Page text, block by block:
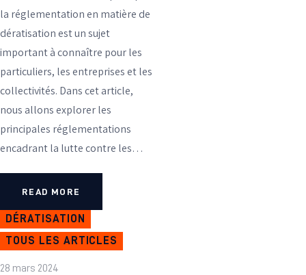
la réglementation en matière de
dératisation est un sujet
important à connaître pour les
particuliers, les entreprises et les
collectivités. Dans cet article,
nous allons explorer les
principales réglementations
encadrant la lutte contre les…
READ MORE
DÉRATISATION
TOUS LES ARTICLES
28 mars 2024